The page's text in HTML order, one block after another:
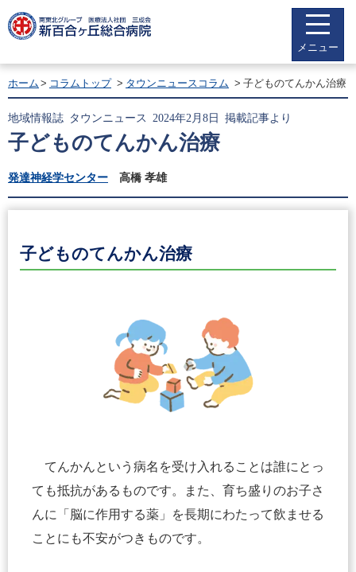
メニュー
ホーム コラムトップ タウンニュースコラム 子どものてんかん治療
地域情報誌 タウンニュース 2024年2月8日 掲載記事より
子どものてんかん治療
発達神経学センター 高橋 孝雄
子どものてんかん治療
てんかんという病名を受け入れることは誰にとっ
ても抵抗があるものです。また、育ち盛りのお子さ
んに「脳に作用する薬」を長期にわたって飲ませる
ことにも不安がつきものです。